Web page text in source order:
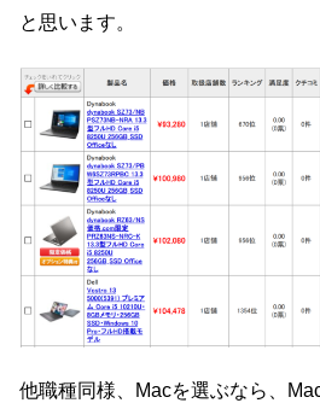
と思います。
他職種同様、Macを選ぶなら、